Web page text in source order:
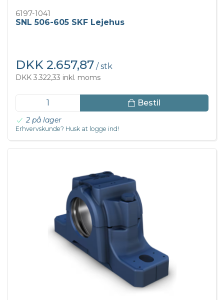
6197-1041
SNL 506-605 SKF Lejehus
DKK 2.657,87 / stk
DKK 3.322,33 inkl. moms
Bestil
2 på lager
Erhvervskunde? Husk at logge ind!